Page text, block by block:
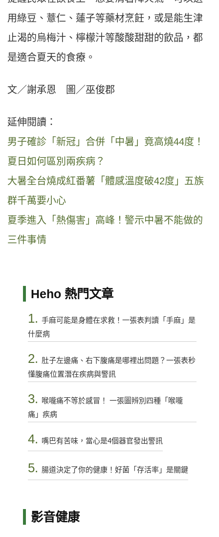
用綠豆、薏仁、蓮子等藥材烹飪，或是能生津
止渴的烏梅汁、檸檬汁等酸酸甜甜的飲品，都
是適合夏天的食療。
文／謝承恩 圖／巫俊郡
延伸閱讀：
男子確診「新冠」合併「中暑」竟高燒44度！
夏日如何區別兩疾病？
大暑全台燒成紅番薯「體感溫度破42度」五族
群千萬要小心
夏季進入「熱傷害」高峰！警示中暑不能做的
三件事情
Heho 熱門文章
1. 手麻可能是身體在求救！一張表判讀「手麻」是
什麼病
2. 肚子左邊痛、右下腹痛是哪裡出問題？一張表秒
懂腹痛位置潛在疾病與警訊
3.
喉嚨痛不等於感冒！ 一張圖辨別四種「喉嚨
痛」疾病
4. 嘴巴有苦味，當心是4個器官發出警訊
5. 腸道決定了你的健康！好菌「存活率」是關鍵
影音健康